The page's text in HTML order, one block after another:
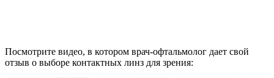
Посмотрите видео, в котором врач-офтальмолог дает свой
отзыв о выборе контактных линз для зрения: